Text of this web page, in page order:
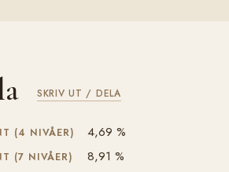
SKRIV UT / DELA
(4 NIVÅER) 4,69 %
(7 NIVÅER) 8,91 %